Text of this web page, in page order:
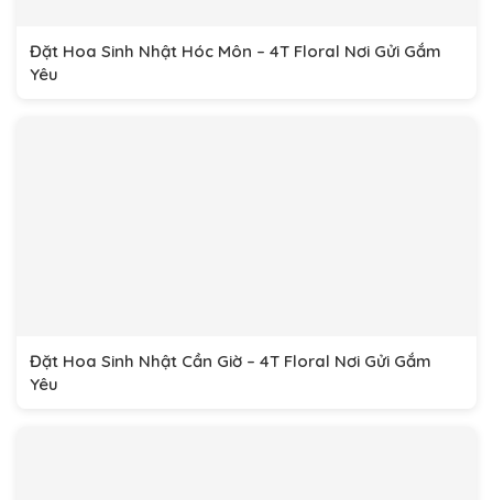
Đặt Hoa Sinh Nhật Hóc Môn – 4T Floral Nơi Gửi Gắm
Yêu
Đặt Hoa Sinh Nhật Cần Giờ – 4T Floral Nơi Gửi Gắm
Yêu